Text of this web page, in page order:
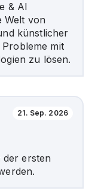
& AI
Welt von
künstlicher
mit
zu lösen.
21. Sep. 2026
der ersten